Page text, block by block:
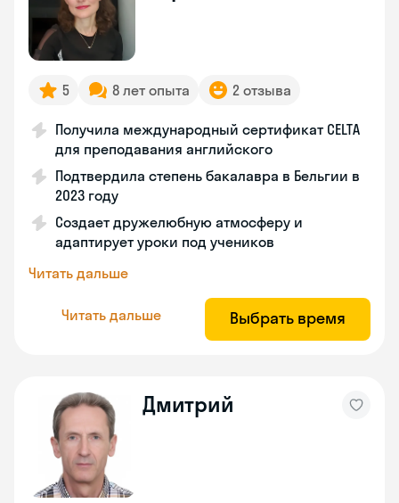
5 8 лет опыта 2 отзыва
Получила международный сертификат CELTA
для преподавания английского
Подтвердила степень бакалавра в Бельгии в
2023 году
Создает дружелюбную атмосферу и
адаптирует уроки под учеников
Читать дальше
Читать дальше Выбрать время
Дмитрий